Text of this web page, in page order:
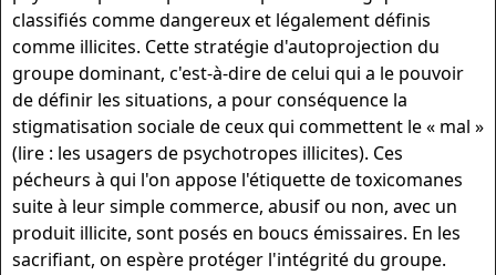
classifiés comme dangereux et légalement définis
comme illicites. Cette stratégie d'autoprojection du
groupe dominant, c'est-à-dire de celui qui a le pouvoir
de définir les situations, a pour consé­quence la
stigmatisation sociale de ceux qui commet­tent le « mal »
(lire : les usagers de psychotropes illicites). Ces
pécheurs à qui l'on appose l'étiquette de toxicomanes
suite à leur simple commerce, abusif ou non, avec un
produit illicite, sont posés en boucs émissaires. En les
sacrifiant, on espère protéger l'intégrité du groupe.